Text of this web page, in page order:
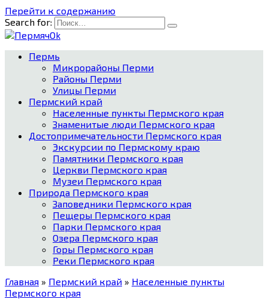
Перейти к содержанию
Search for:
Пермь
Микрорайоны Перми
Районы Перми
Улицы Перми
Пермский край
Населенные пункты Пермского края
Знаменитые люди Пермского края
Достопримечательности Пермского края
Экскурсии по Пермскому краю
Памятники Пермского края
Церкви Пермского края
Музеи Пермского края
Природа Пермского края
Заповедники Пермского края
Пещеры Пермского края
Парки Пермского края
Озера Пермского края
Горы Пермского края
Реки Пермского края
Главная » Пермский край » Населенные пункты
Пермского края